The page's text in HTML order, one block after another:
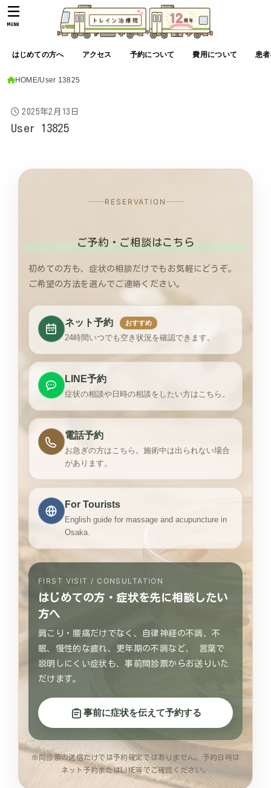
はじめての方へ アクセス 予約について 費用について 患
MENU
HOME User 13825
2025年2月13日
User 13825
RESERVATION
ご予約・ご相談はこちら
初めての方も、症状の相談だけでもお気軽にどうぞ。
ご希望の方法を選んでご連絡ください。
ネット予約 おすすめ
24時間いつでも空き状況を確認できます。
LINE予約
症状の相談や日時の相談をしたい方はこちら。
電話予約
お急ぎの方はこちら。施術中は出られない場合
があります。
For Tourists
English guide for massage and acupuncture in
Osaka.
FIRST VISIT / CONSULTATION
はじめての方・症状を先に相談したい
方へ
肩こり・腰痛だけでなく、自律神経の不調、不
眠、慢性的な疲れ、更年期の不調など、 言葉で
説明しにくい症状も、事前問診票からお送りいた
だけます。
事前に症状を伝えて予約する
※問診票の送信だけでは予約確定ではありません。予約日時は
ネット予約またはLINE等でご確認ください。